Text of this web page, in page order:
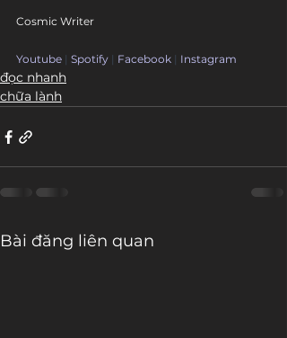
Cosmic Writer
Youtube | Spotify | Facebook | Instagram
đọc nhanh
chữa lành
Bài đăng liên quan